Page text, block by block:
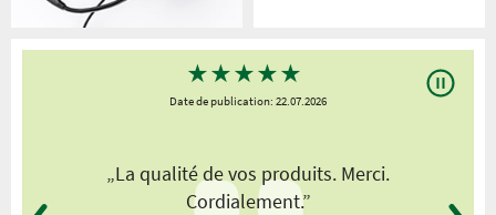
★★★★★
Date de publication: 22.07.2026
„La qualité de vos produits. Merci.
Cordialement.”